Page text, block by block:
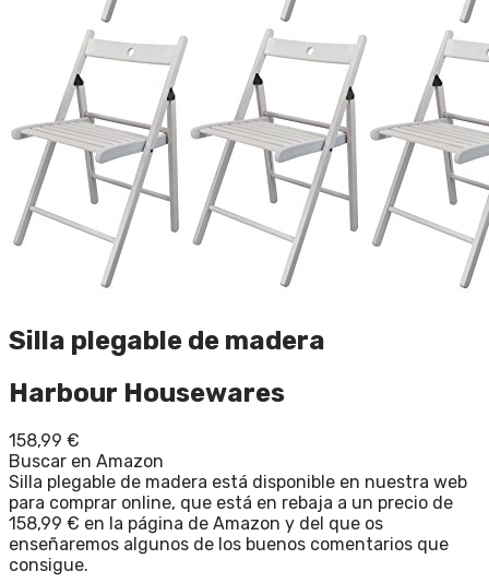
Silla plegable de madera
Harbour Housewares
158,99 €
Buscar en Amazon
Silla plegable de madera está disponible en nuestra web
para comprar online, que está en rebaja a un precio de
158,99 € en la página de Amazon y del que os
enseñaremos algunos de los buenos comentarios que
consigue.